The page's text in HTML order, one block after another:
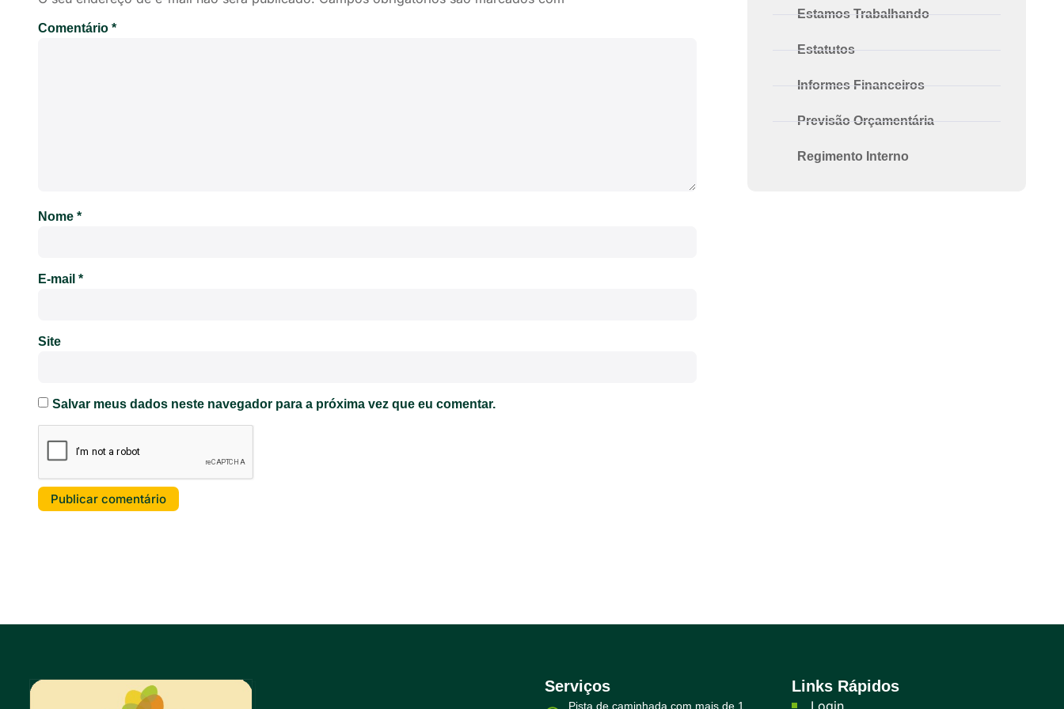
Comentário *
Nome *
E-mail *
Site
Salvar meus dados neste navegador para a próxima vez que eu comentar.
Estamos Trabalhando
Estatutos
Informes Financeiros
Previsão Orçamentária
Regimento Interno
Serviços
Pista de caminhada com mais de 1
Links Rápidos
Login